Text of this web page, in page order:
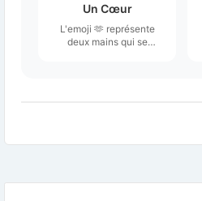
Un Cœur
L'emoji 🫶 représente
deux mains qui se